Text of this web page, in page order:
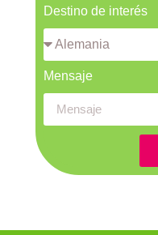
Destino de interés
Mensaje